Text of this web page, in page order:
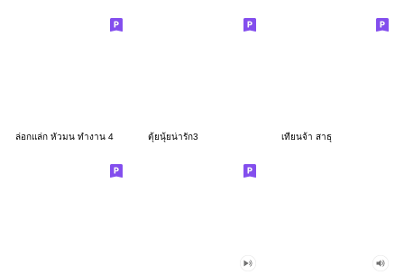
ล่อกแล่ก หัวมน ทำงาน 4 ตุ้ยนุ้ยน่ารัก3 เทียนจ้า สาธุ